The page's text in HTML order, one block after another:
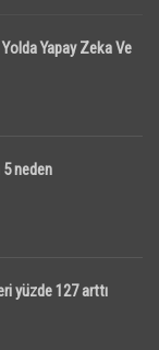
Yapay Zeka Ve
neden
yüzde 127 arttı